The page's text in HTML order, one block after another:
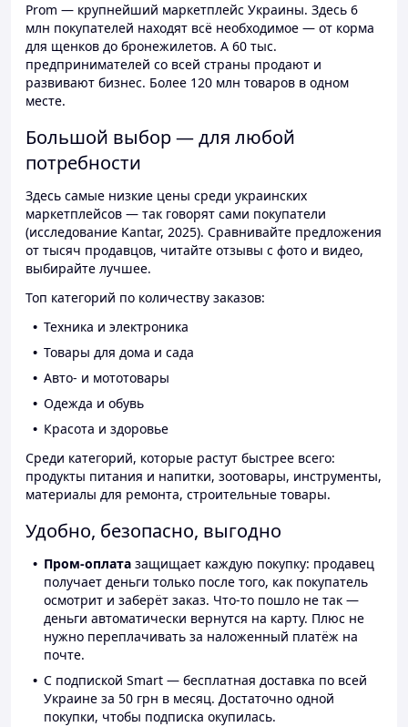
Prom — крупнейший маркетплейс Украины. Здесь 6
млн покупателей находят всё необходимое — от корма
для щенков до бронежилетов. А 60 тыс.
предпринимателей со всей страны продают и
развивают бизнес. Более 120 млн товаров в одном
месте.
Большой выбор — для любой
потребности
Здесь самые низкие цены среди украинских
маркетплейсов — так говорят сами покупатели
(исследование Kantar, 2025). Сравнивайте предложения
от тысяч продавцов, читайте отзывы с фото и видео,
выбирайте лучшее.
Топ категорий по количеству заказов:
Техника и электроника
Товары для дома и сада
Авто- и мототовары
Одежда и обувь
Красота и здоровье
Среди категорий, которые растут быстрее всего:
продукты питания и напитки, зоотовары, инструменты,
материалы для ремонта, строительные товары.
Удобно, безопасно, выгодно
Пром-оплата защищает каждую покупку: продавец
получает деньги только после того, как покупатель
осмотрит и заберёт заказ. Что-то пошло не так —
деньги автоматически вернутся на карту. Плюс не
нужно переплачивать за наложенный платёж на
почте.
С подпиской Smart — бесплатная доставка по всей
Украине за 50 грн в месяц. Достаточно одной
покупки, чтобы подписка окупилась.